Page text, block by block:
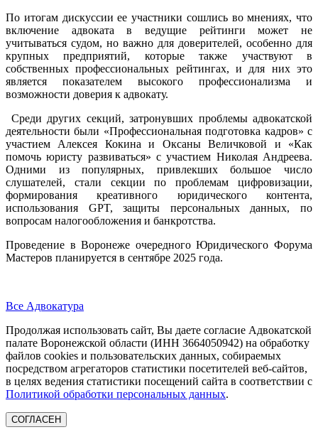
По итогам дискуссии ее участники сошлись во мнениях, что
включение адвоката в ведущие рейтинги может не
учитываться судом, но важно для доверителей, особенно для
крупных предприятий, которые также участвуют в
собственных профессиональных рейтингах, и для них это
является показателем высокого профессионализма и
возможности доверия к адвокату.
Среди других секций, затронувших проблемы адвокатской
деятельности были «Профессиональная подготовка кадров» с
участием Алексея Кокина и Оксаны Величковой и «Как
помочь юристу развиваться» с участием Николая Андреева.
Одними из популярных, привлекших большое число
слушателей, стали секции по проблемам цифровизации,
формирования креативного юридического контента,
использования GPT, защиты персональных данных, по
вопросам налогообложения и банкротства.
Проведение в Воронеже очередного Юридического Форума
Мастеров планируется в сентябре 2025 года.
Все Адвокатура
Продолжая использовать сайт, Вы даете согласие Адвокатской
палате Воронежской области (ИНН 3664050942) на обработку
файлов cookies и пользовательских данных, собираемых
посредством агрегаторов статистики посетителей веб-сайтов,
в целях ведения статистики посещений сайта в соответствии с
Политикой обработки персональных данных.
СОГЛАСЕН